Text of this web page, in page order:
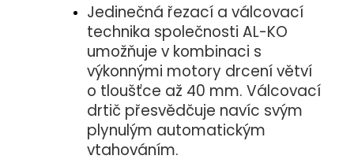
Jedinečná řezací a válcovací
technika společnosti AL-KO
umožňuje v kombinaci s
výkonnými motory drcení větví
o tloušťce až 40 mm. Válcovací
drtič přesvědčuje navíc svým
plynulým automatickým
vtahováním.